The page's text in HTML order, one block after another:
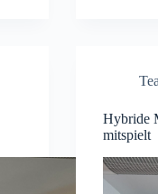
Hybride
mitspielt